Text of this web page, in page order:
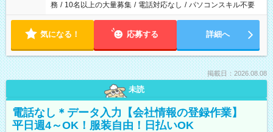
務 / 10名以上の大量募集 / 電話対応なし / パソコンスキル不要
気になる！ 応募する 詳細へ
掲載日：2026.08.08
未読
電話なし＊データ入力【会社情報の登録作業】
平日週4～OK！服装自由！日払いOK